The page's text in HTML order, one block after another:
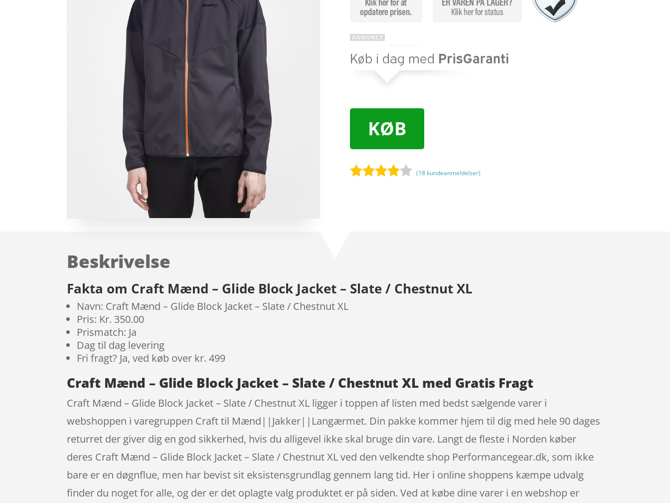
KØB
(18 kundeanmeldelser)
Beskrivelse
Fakta om Craft Mænd – Glide Block Jacket – Slate / Chestnut XL
Navn: Craft Mænd – Glide Block Jacket – Slate / Chestnut XL
Pris: Kr. 350.00
Prismatch: Ja
Dag til dag levering
Fri fragt? Ja, ved køb over kr. 499
Craft Mænd – Glide Block Jacket – Slate / Chestnut XL med Gratis Fragt
Craft Mænd – Glide Block Jacket – Slate / Chestnut XL ligger i toppen af listen med bedst sælgende varer i
webshoppen i varegruppen Craft til Mænd||Jakker||Langærmet. Din pakke kommer hjem til dig med hele 90 dages
returret der giver dig en god sikkerhed, hvis du alligevel ikke skal bruge din vare. Langt de fleste i Norden køber
deres Craft Mænd – Glide Block Jacket – Slate / Chestnut XL ved den velkendte shop Performancegear.dk, som ikke
bare er en døgnflue, men har bevist sit eksistensgrundlag gennem lang tid. Her i online shoppens kæmpe udvalg
finder du noget for alle, og der er det oplagte valg produktet er på siden. Ved at købe dine varer i en webshop er